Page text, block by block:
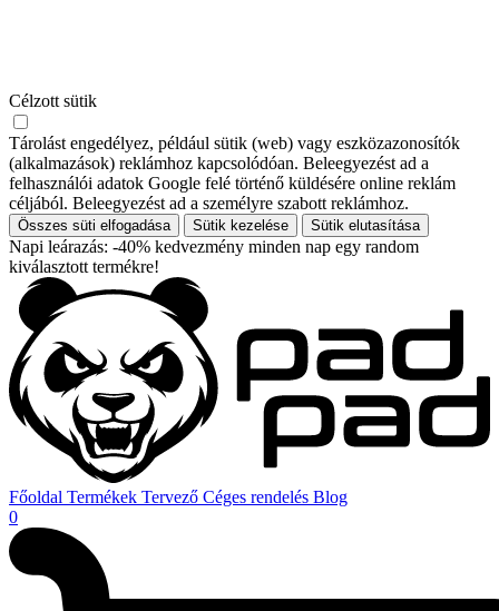
Célzott sütik
Tárolást engedélyez, például sütik (web) vagy eszközazonosítók
(alkalmazások) reklámhoz kapcsolódóan. Beleegyezést ad a
felhasználói adatok Google felé történő küldésére online reklám
céljából. Beleegyezést ad a személyre szabott reklámhoz.
Összes süti elfogadása Sütik kezelése Sütik elutasítása
Napi leárazás: -40% kedvezmény minden nap egy random
kiválasztott termékre!
Főoldal Termékek Tervező Céges rendelés Blog
0